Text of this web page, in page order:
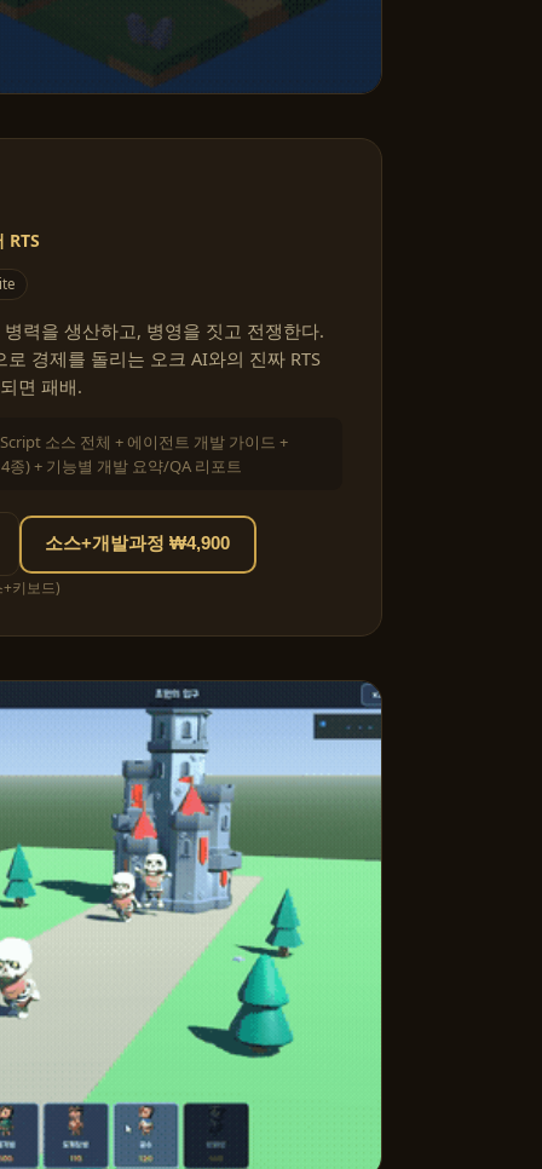
RTS
력을 생산하고, 병영을 짓고 전쟁한다.
경제를 돌리는 오크 AI와의 진짜 RTS
면 패배.
소스 전체 + 에이전트 개발 가이드 +
종) + 기능별 개발 요약/QA 리포트
소스+개발과정 ₩4,900
키보드)